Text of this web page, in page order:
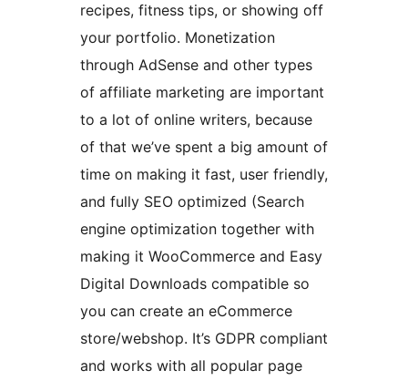
recipes, fitness tips, or showing off
your portfolio. Monetization
through AdSense and other types
of affiliate marketing are important
to a lot of online writers, because
of that we’ve spent a big amount of
time on making it fast, user friendly,
and fully SEO optimized (Search
engine optimization together with
making it WooCommerce and Easy
Digital Downloads compatible so
you can create an eCommerce
store/webshop. It’s GDPR compliant
and works with all popular page